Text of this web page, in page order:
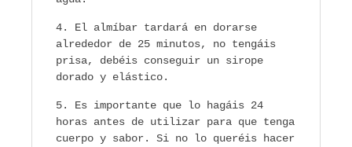
El almíbar tardará en dorarse
alrededor de 25 minutos, no tengáis
prisa, debéis conseguir un sirope
dorado y elástico.
Es importante que lo hagáis 24
horas antes de utilizar para que tenga
cuerpo y sabor. Si no lo queréis hacer